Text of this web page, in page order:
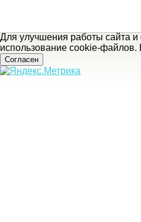
Для улучшения работы сайта
использование cookie-
Согласен